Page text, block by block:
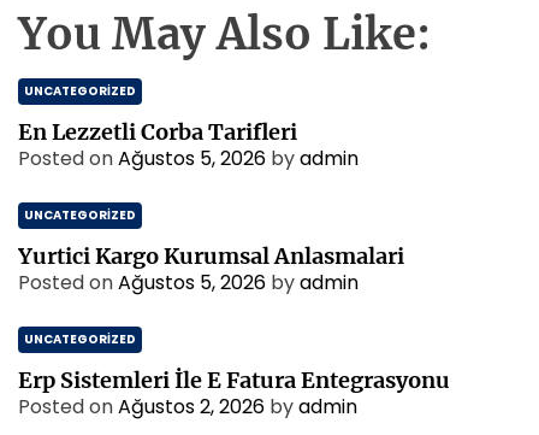
You May Also Like:
UNCATEGORIZED
En Lezzetli Corba Tarifleri
Posted onAğustos 5, 2026 byadmin
UNCATEGORIZED
Yurtici Kargo Kurumsal Anlasmalari
Posted onAğustos 5, 2026 byadmin
UNCATEGORIZED
Erp Sistemleri İle E Fatura Entegrasyonu
Posted onAğustos 2, 2026 byadmin